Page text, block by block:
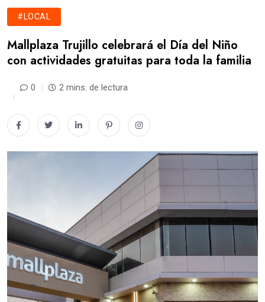
#LOCAL
Mallplaza Trujillo celebrará el Día del Niño
con actividades gratuitas para toda la familia
0 2 mins. de lectura